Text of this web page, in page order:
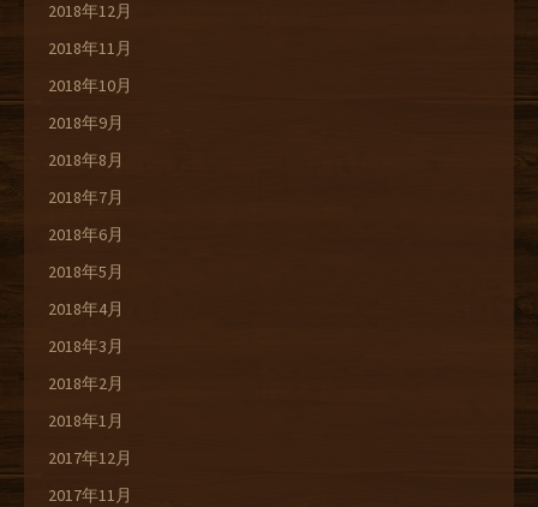
2018年12月
2018年11月
2018年10月
2018年9月
2018年8月
2018年7月
2018年6月
2018年5月
2018年4月
2018年3月
2018年2月
2018年1月
2017年12月
2017年11月